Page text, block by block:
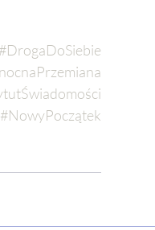
#DrogaDoSiebie
#NowyPoczątek